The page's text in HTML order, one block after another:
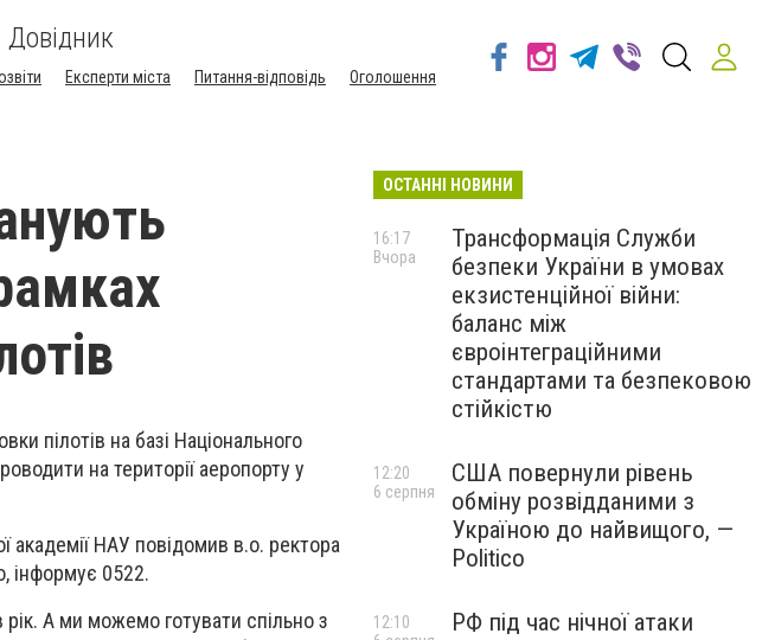
Довідник
Експерти міста Питання-відповідь Оголошення
пілотів на базі Національного
на території аеропорту у
академії НАУ повідомив в.о. ректора
інформує 0522.
рік. А ми можемо готувати спільно з
ОСТАННІ НОВИНИ
Трансформація Служби
безпеки України в умовах
екзистенційної війни:
баланс між
євроінтеграційними
стандартами та безпековою
стійкістю
16:17
Вчора
США повернули рівень
обміну розвідданими з
Україною до найвищого, —
Politico
12:20
6 серпня
РФ під час нічної атаки
12:10